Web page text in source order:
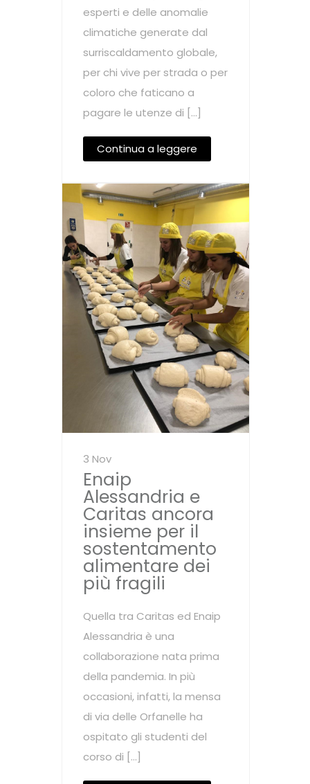
esperti e delle anomalie
climatiche generate dal
surriscaldamento globale,
per chi vive per strada o per
coloro che faticano a
pagare le utenze di […]
Continua a leggere
3 Nov
Enaip
Alessandria e
Caritas ancora
insieme per il
sostentamento
alimentare dei
più fragili
Quella tra Caritas ed Enaip
Alessandria è una
collaborazione nata prima
della pandemia. In più
occasioni, infatti, la mensa
di via delle Orfanelle ha
ospitato gli studenti del
corso di […]